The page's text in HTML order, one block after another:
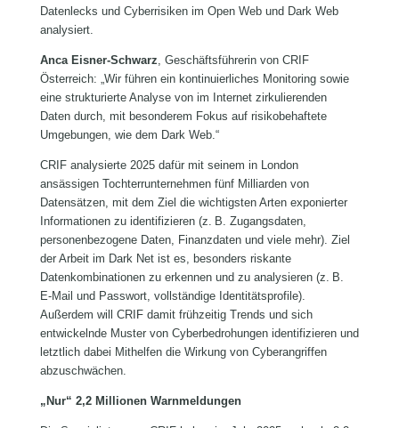
Datenlecks und Cyberrisiken im Open Web und Dark Web
analysiert.
Anca Eisner-Schwarz, Geschäftsführerin von CRIF
Österreich: „Wir führen ein kontinuierliches Monitoring sowie
eine strukturierte Analyse von im Internet zirkulierenden
Daten durch, mit besonderem Fokus auf risikobehaftete
Umgebungen, wie dem Dark Web.“
CRIF analysierte 2025 dafür mit seinem in London
ansässigen Tochterrunternehmen fünf Milliarden von
Datensätzen, mit dem Ziel die wichtigsten Arten exponierter
Informationen zu identifizieren (z. B. Zugangsdaten,
personenbezogene Daten, Finanzdaten und viele mehr). Ziel
der Arbeit im Dark Net ist es, besonders riskante
Datenkombinationen zu erkennen und zu analysieren (z. B.
E‑Mail und Passwort, vollständige Identitätsprofile).
Außerdem will CRIF damit frühzeitig Trends und sich
entwickelnde Muster von Cyberbedrohungen identifizieren und
letztlich dabei Mithelfen die Wirkung von Cyberangriffen
abzuschwächen.
„Nur“ 2,2 Millionen Warnmeldungen